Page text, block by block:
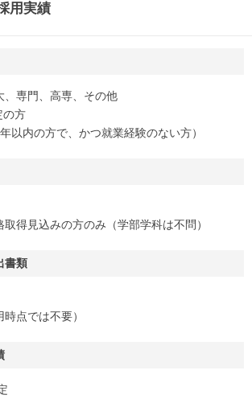
用実績
、専門、高専、その他
の方
以内の方で、かつ就業経験のない方）
得見込みの方のみ（学部学科は不問）
書類
点では不要）